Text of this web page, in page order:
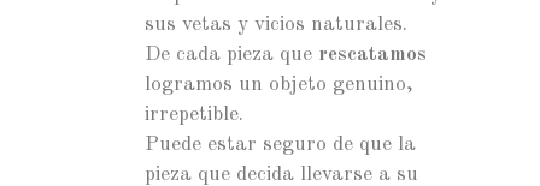
sus vetas y vicios naturales.
De cada pieza que rescatamos
logramos un objeto genuino,
irrepetible.
Puede estar seguro de que la
pieza que decida llevarse a su